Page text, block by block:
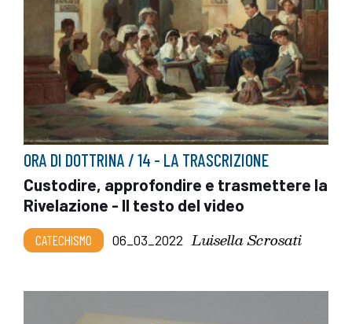
ORA DI DOTTRINA / 14 - LA TRASCRIZIONE
Custodire, approfondire e trasmettere la
Rivelazione - Il testo del video
CATECHISMO 06_03_2022 Luisella Scrosati